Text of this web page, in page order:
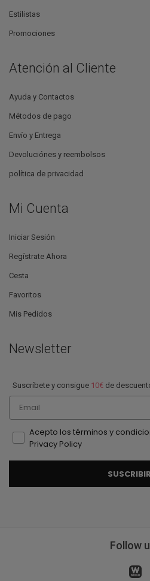
Estilistas
Promociones
Atención al Cliente
Ayuda y Contactos
Métodos de pago
Envío y Entrega
Devoluciónes y reembolsos
política de privacidad
Mi Cuenta
Iniciar Sesión
Regístrate Ahora
Cesta
Favoritos
Mis Pedidos
Newsletter
Suscríbete y consigue 10€ de
Email
Acepto los términos y
Privacy Policy
Follow